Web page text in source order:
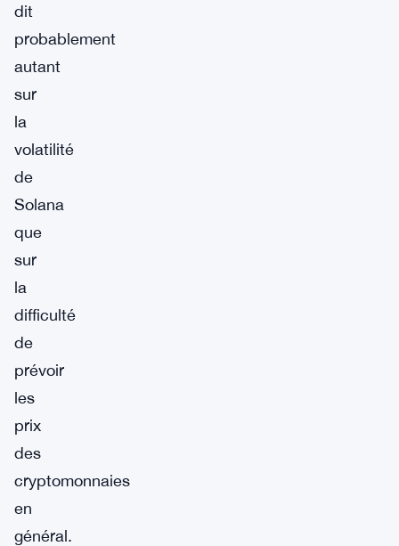
dit
probablement
autant
sur
la
volatilité
de
Solana
que
sur
la
difficulté
de
prévoir
les
prix
des
cryptomonnaies
en
général.